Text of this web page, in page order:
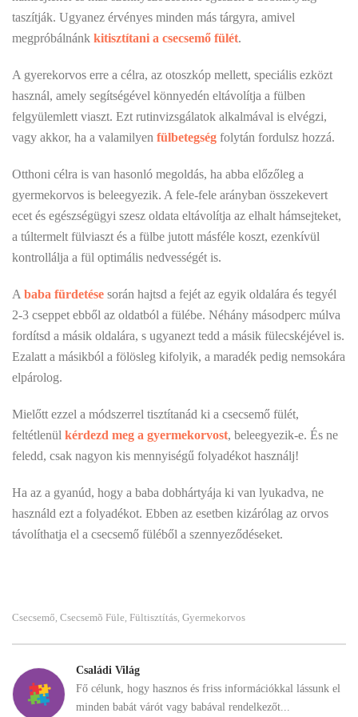
taszítják. Ugyanez érvényes minden más tárgyra, amivel
megpróbálnánk kitisztítani a csecsemő fülét.
A gyerekorvos erre a célra, az otoszkóp mellett, speciális ezközt
használ, amely segítségével könnyedén eltávolítja a fülben
felgyülemlett viaszt. Ezt rutinvizsgálatok alkalmával is elvégzi,
vagy akkor, ha a valamilyen fülbetegség folytán fordulsz hozzá.
Otthoni célra is van hasonló megoldás, ha abba előzőleg a
gyermekorvos is beleegyezik. A fele-fele arányban összekevert
ecet és egészségügyi szesz oldata eltávolítja az elhalt hámsejteket,
a túltermelt fülviaszt és a fülbe jutott másféle koszt, ezenkívül
kontrollálja a fül optimális nedvességét is.
Ababa fürdetése során hajtsd a fejét az egyik oldalára és tegyél
2-3 cseppet ebből az oldatból a fülébe. Néhány másodperc múlva
fordítsd a másik oldalára, s ugyanezt tedd a másik fülecskéjével is.
Ezalatt a másikból a fölösleg kifolyik, a maradék pedig nemsokára
elpárolog.
Mielőtt ezzel a módszerrel tisztítanád ki a csecsemő fülét,
feltétlenül kérdezd meg a gyermekorvost, beleegyezik-e. És ne
feledd, csak nagyon kis mennyiségű folyadékot használj!
Ha az a gyanúd, hogy a baba dobhártyája ki van lyukadva, ne
használd ezt a folyadékot. Ebben az esetben kizárólag az orvos
távolíthatja el a csecsemő füléből a szennyeződéseket.
Csecsemő, Csecsemõ Füle, Fültisztítás, Gyermekorvos
Családi Világ
Fő célunk, hogy hasznos és friss információkkal lássunk el
minden babát várót vagy babával rendelkezőt...